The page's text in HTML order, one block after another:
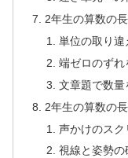
2年生の算数の
単位の取り違
端ゼロのずれ
文章題で数量
2年生の算数の
声かけのスク
視線と姿勢の